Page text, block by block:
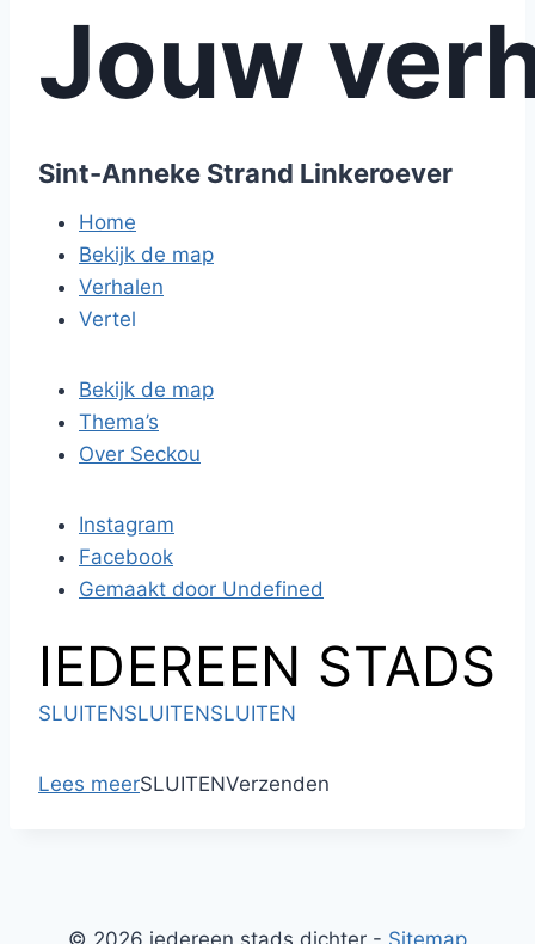
Jouw
Sint-Anneke Strand Linkeroever
Home
Bekijk de map
Verhalen
Vertel
Bekijk de map
Thema’s
Over Seckou
Instagram
Facebook
Gemaakt door Undefined
IEDEREEN
SLUITENSLUITENSLUITEN
Lees meerSLUITENVerzenden
© 2026 iedereen stads dichter - Sitemap